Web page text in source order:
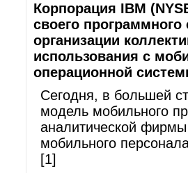
Корпорация IBM
своего программного
организации
использования с
операционной
Сегодня, в большей
модель мобильного
аналитической
мобильного
[1]